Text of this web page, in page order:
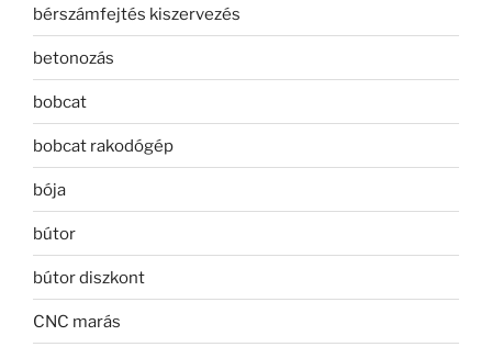
bérszámfejtés kiszervezés
betonozás
bobcat
bobcat rakodógép
bója
bútor
bútor diszkont
CNC marás